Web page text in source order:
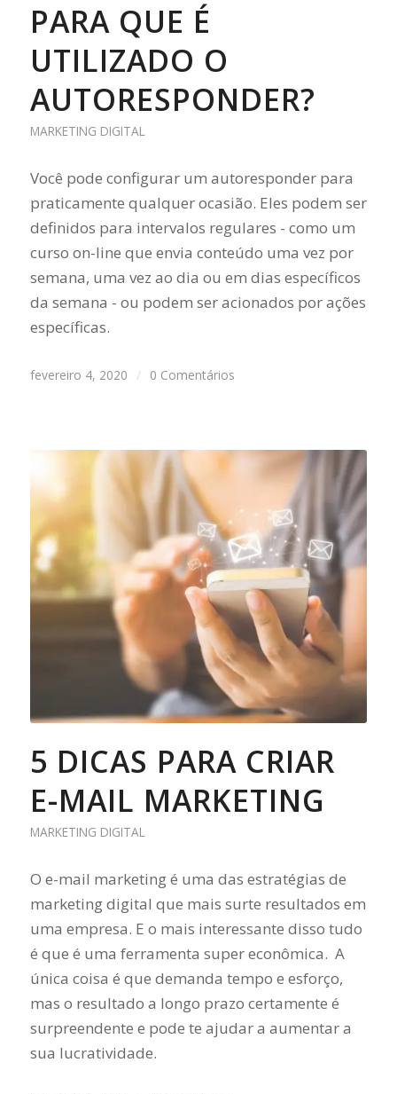
PARA QUE É
UTILIZADO O
AUTORESPONDER?
MARKETING DIGITAL
Você pode configurar um autoresponder para
praticamente qualquer ocasião. Eles podem ser
definidos para intervalos regulares - como um
curso on-line que envia conteúdo uma vez por
semana, uma vez ao dia ou em dias específicos
da semana - ou podem ser acionados por ações
específicas.
fevereiro 4, 2020 / 0 Comentários
5 DICAS PARA CRIAR
E-MAIL MARKETING
MARKETING DIGITAL
O e-mail marketing é uma das estratégias de
marketing digital que mais surte resultados em
uma empresa. E o mais interessante disso tudo
é que é uma ferramenta super econômica. A
única coisa é que demanda tempo e esforço,
mas o resultado a longo prazo certamente é
surpreendente e pode te ajudar a aumentar a
sua lucratividade.